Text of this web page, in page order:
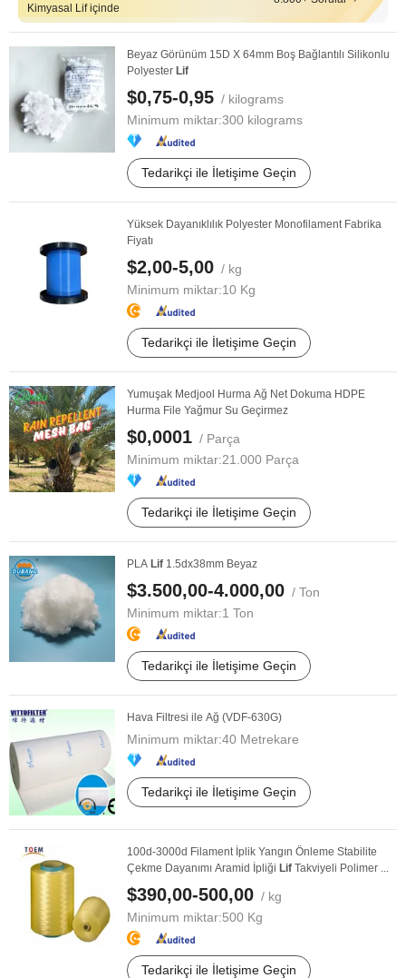
Kimyasal Lif içinde
Beyaz Görünüm 15D X 64mm Boş Bağlantılı Silikonlu
Polyester Lif
$0,75-0,95 / kilograms
Minimum miktar:300 kilograms
Tedarikçi ile İletişime Geçin
Yüksek Dayanıklılık Polyester Monofilament Fabrika
Fiyatı
$2,00-5,00 / kg
Minimum miktar:10 Kg
Tedarikçi ile İletişime Geçin
Yumuşak Medjool Hurma Ağ Net Dokuma HDPE
Hurma File Yağmur Su Geçirmez
$0,0001 / Parça
Minimum miktar:21.000 Parça
Tedarikçi ile İletişime Geçin
PLA Lif 1.5dx38mm Beyaz
$3.500,00-4.000,00 / Ton
Minimum miktar:1 Ton
Tedarikçi ile İletişime Geçin
Hava Filtresi ile Ağ (VDF-630G)
Minimum miktar:40 Metrekare
Tedarikçi ile İletişime Geçin
100d-3000d Filament İplik Yangın Önleme Stabilite
Çekme Dayanımı Aramid İpliği Lif Takviyeli Polimer ...
$390,00-500,00 / kg
Minimum miktar:500 Kg
Tedarikçi ile İletişime Geçin